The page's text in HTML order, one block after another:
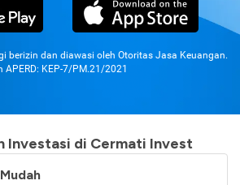
berizin dan diawasi oleh Otoritas Jasa Keuangan.
APERD: KEP-7/PM.21/2021
Investasi di Cermati Invest